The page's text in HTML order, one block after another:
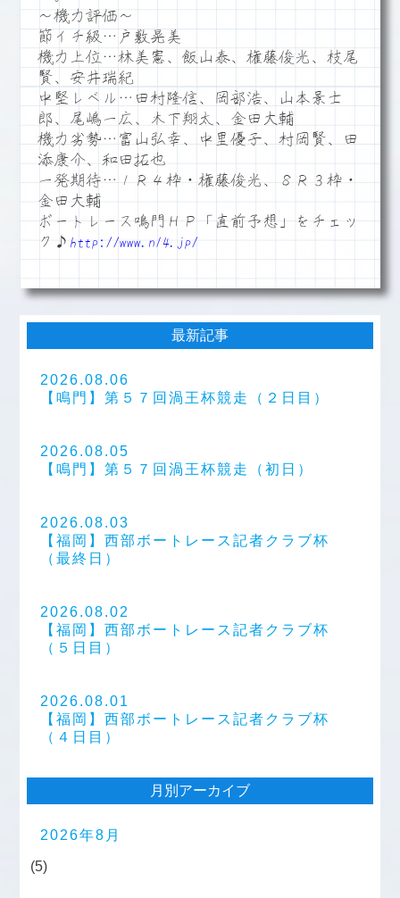
～機力評価～
節イチ級…戸敷晃美
機力上位…林美憲、飯山泰、権藤俊光、枝尾
賢、安井瑞紀
中堅レベル…田村隆信、岡部浩、山本景士
郎、尾嶋一広、木下翔太、金田大輔
機力劣勢…富山弘幸、中里優子、村岡賢、田
添康介、和田拓也
一発期待…１Ｒ４枠・権藤俊光、８Ｒ３枠・
金田大輔
ボートレース鳴門ＨＰ「直前予想」をチェッ
ク♪ http://www.n14.jp/
最新記事
2026.08.06
【鳴門】第５７回渦王杯競走（２日目）
2026.08.05
【鳴門】第５７回渦王杯競走（初日）
2026.08.03
【福岡】西部ボートレース記者クラブ杯
（最終日）
2026.08.02
【福岡】西部ボートレース記者クラブ杯
（５日目）
2026.08.01
【福岡】西部ボートレース記者クラブ杯
（４日目）
月別アーカイブ
2026年8月
(5)